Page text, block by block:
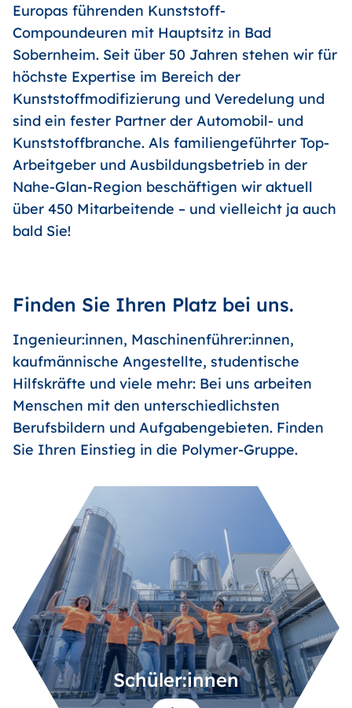
Europas führenden Kunststoff-
Compoundeuren mit Hauptsitz in Bad
Sobernheim. Seit über 50 Jahren stehen wir für
höchste Expertise im Bereich der
Kunststoffmodifizierung und Veredelung und
sind ein fester Partner der Automobil- und
Kunststoffbranche. Als familiengeführter Top-
Arbeitgeber und Ausbildungsbetrieb in der
Nahe-Glan-Region beschäftigen wir aktuell
über 450 Mitarbeitende – und vielleicht ja auch
bald Sie!
Finden Sie Ihren Platz bei uns.
Ingenieur:innen, Maschinenführer:innen,
kaufmännische Angestellte, studentische
Hilfskräfte und viele mehr: Bei uns arbeiten
Menschen mit den unterschiedlichsten
Berufsbildern und Aufgabengebieten. Finden
Sie Ihren Einstieg in die Polymer-Gruppe.
Schüler:innen